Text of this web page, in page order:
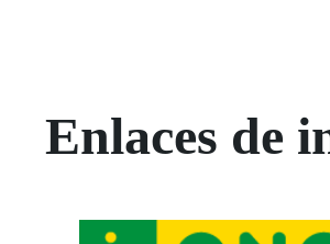
Enlaces de